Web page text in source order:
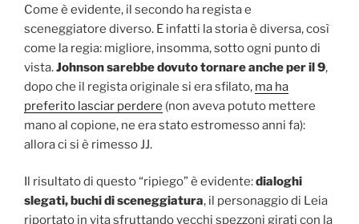
Come è evidente, il secondo ha regista e
sceneggiatore diverso. E infatti la storia è diversa, così
come la regia: migliore, insomma, sotto ogni punto di
vista.Johnson sarebbe dovuto tornare anche per il 9,
dopo che il regista originale si era sfilato, ma ha
preferito lasciar perdere (non aveva potuto mettere
mano al copione, ne era stato estromesso anni fa):
allora ci si è rimesso JJ.
Il risultato di questo “ripiego” è evidente:dialoghi
slegati, buchi di sceneggiatura, il personaggio di Leia
riportato in vita sfruttando vecchi spezzoni girati con la